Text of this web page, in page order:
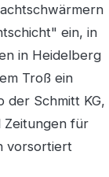
ein, in
in Heidelberg
Troß ein
der Schmitt KG,
Zeitungen für
vorsortiert